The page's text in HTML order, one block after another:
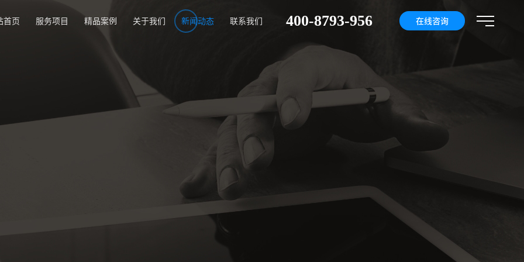
首页 服务项目 精品案例 关于我们 新闻动态 联系我们 400-8793-956 在线咨询